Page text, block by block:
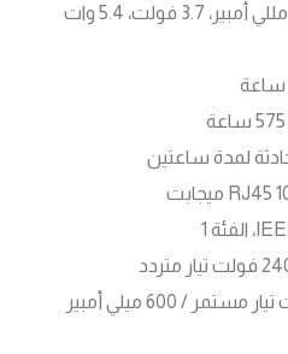
: ليثيوم أيون 1460 مللي أمبير، 3.7 فولت، 5.4 وات